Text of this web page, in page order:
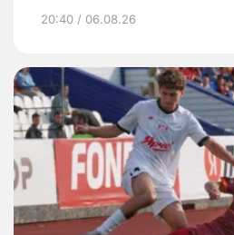
20:40 / 06.08.26